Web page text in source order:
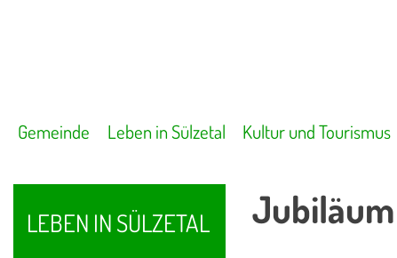
Gemeinde Leben in Sülzetal Kultur und Tourismus
LEBEN IN SÜLZETAL